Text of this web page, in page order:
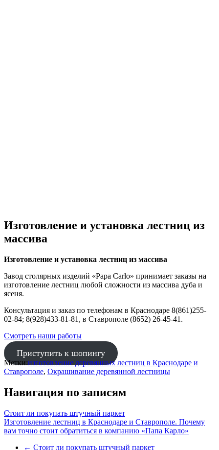
Изготовление и установка лестниц из
массива
Изготовление и установка лестниц из массива
Завод столярных изделий «Papa Carlo» принимает заказы на
изготовление лестниц любой сложности из массива дуба и
ясеня.
Консультация и заказ по телефонам в Краснодаре 8(861)255-
02-84; 8(928)433-81-81, в Ставрополе (8652) 26-45-41.
Смотреть наши работы
Приступить к шопингу
Метки:изготовление деревянных лестниц в Краснодаре и
Ставрополе, Окрашивание деревянной лестницы
Навигация по записям
Стоит ли покупать штучный паркет
Изготовление лестниц в Краснодаре и Ставрополе. Почему
вам точно стоит обратиться в компанию «Папа Карло»
← Стоит ли покупать штучный паркет